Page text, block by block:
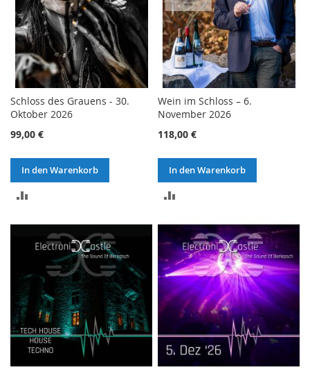
Schloss des Grauens - 30.
Oktober 2026
99,00 €
In den Warenkorb
HINZUFÜGEN
Wein im Schloss – 6.
November 2026
118,00 €
In den Warenkorb
HINZUFÜGEN